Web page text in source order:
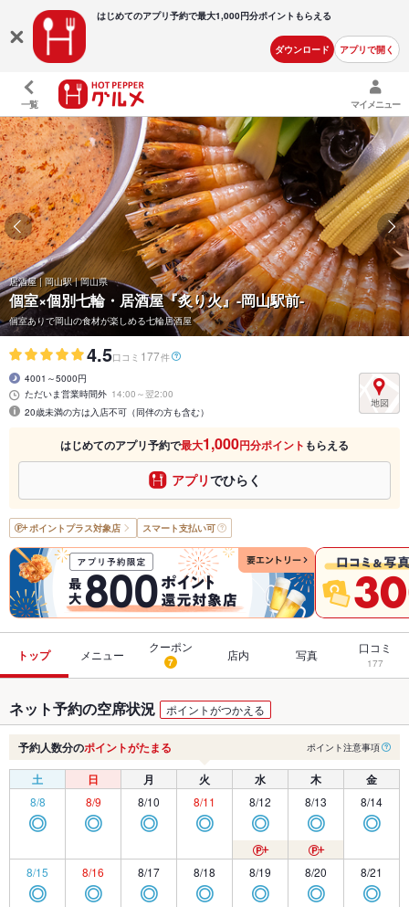
はじめてのアプリ予約で最大1,000円分ポイントもらえる
ダウンロード アプリで開く
一覧 マイメニュー
居酒屋 | 岡山駅 | 岡山県
個室×個別七輪・居酒屋『炙り火』-岡山駅前-
個室ありで岡山の食材が楽しめる七輪居酒屋
4.5口コミ 177件
4001～5000円
ただいま営業時間外 14:00～翌2:00
20歳未満の方は入店不可（同伴の方も含む）
はじめてのアプリ予約で最大1,000円分ポイント もらえる
アプリでひらく
ポイントプラス対象店 スマート支払い可
トップ メニュー
クーポン
7 店内 写真 口コミ
177
ネット予約の空席状況 ポイントがつかえる
予約人数分のポイントがたまる ポイント注意事項
土 日 月 火 水 木 金
8/8
◎
8/9
◎
8/10
◎
8/11
◎
8/12
◎
8/13
◎
8/14
◎
8/15
◎
8/16
◎
8/17
◎
8/18
◎
8/19
◎
8/20
◎
8/21
◎